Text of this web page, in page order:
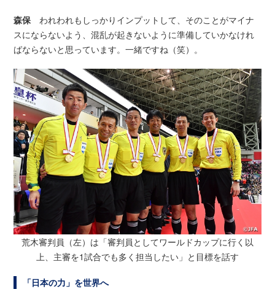
森保 われわれもしっかりインプットして、そのことがマイナ
スにならないよう、混乱が起きないように準備していかなけれ
ばならないと思っています。一緒ですね（笑）。
荒木審判員（左）は「審判員としてワールドカップに行く以
上、主審を1試合でも多く担当したい」と目標を話す
「日本の力」を世界へ